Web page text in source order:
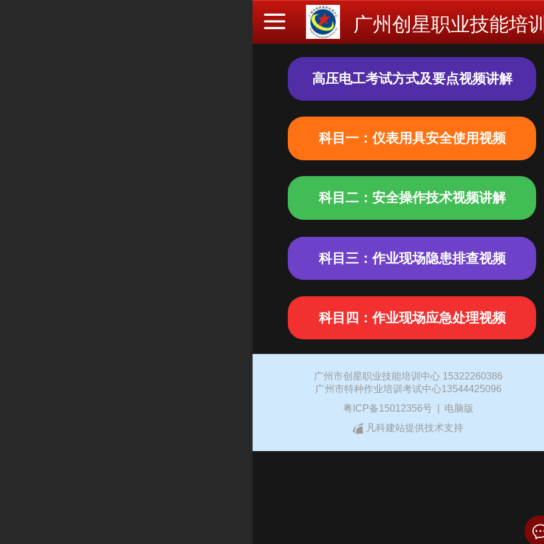
广州创星职业技能培
科目一：仪表用具安全使用视频
高压电工考试方式及要点视频讲解
科目二：安全操作技术视频讲解
科目三：作业现场隐患排查视频
科目四：作业现场应急处理视频
广州市创星职业技能培训中心 15322260386
广州市特种作业培训考试中心13544425096
粤ICP备15012356号
电脑版
凡科建站提供技术支持